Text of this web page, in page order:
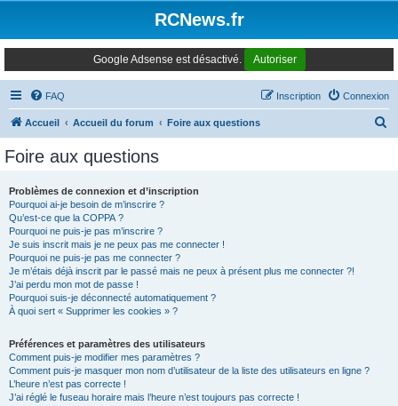
RCNews.fr
Google Adsense est désactivé. Autoriser
FAQ Connexion
Inscription
Accueil Accueil du forum Foire aux questions
Foire aux questions
Problèmes de connexion et d’inscription
Pourquoi ai-je besoin de m’inscrire ?
Qu’est-ce que la COPPA ?
Pourquoi ne puis-je pas m’inscrire ?
Je suis inscrit mais je ne peux pas me connecter !
Pourquoi ne puis-je pas me connecter ?
Je m’étais déjà inscrit par le passé mais ne peux à présent plus me connecter ?!
J’ai perdu mon mot de passe !
Pourquoi suis-je déconnecté automatiquement ?
À quoi sert « Supprimer les cookies » ?
Préférences et paramètres des utilisateurs
Comment puis-je modifier mes paramètres ?
Comment puis-je masquer mon nom d’utilisateur de la liste des utilisateurs en ligne ?
L’heure n’est pas correcte !
J’ai réglé le fuseau horaire mais l’heure n’est toujours pas correcte !
Panneau de gestion des cookies